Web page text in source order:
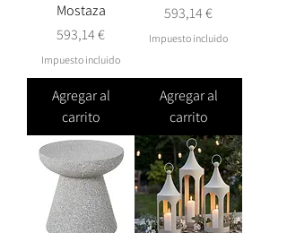
Mostaza
Precio
593,14 €
Impuesto incluido
Agregar al
carrito
Precio
593,14 €
Impuesto incluido
Agregar al
carrito